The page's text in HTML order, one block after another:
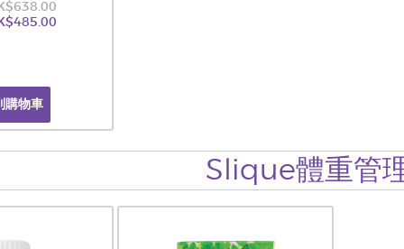
購物車
Slique體重管